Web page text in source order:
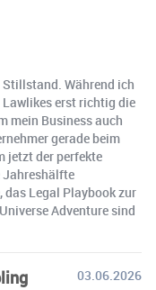
Während ich
Lawlikes erst richtig die
mein Business auch
gerade beim
jetzt der perfekte
Jahreshälfte
das Legal Playbook zur
Adventure sind
03.06.2026